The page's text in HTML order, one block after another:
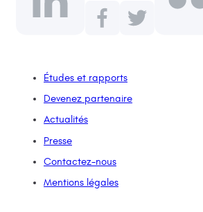
Études et rapports
Devenez partenaire
Actualités
Presse
Contactez-nous
Mentions légales